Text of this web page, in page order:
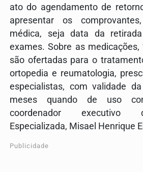
ato do agendamento de
apresentar os
médica, seja data da
exames. Sobre as medicações,
são ofertadas para o
ortopedia e reumatologia,
especialistas, com validade
meses quando de uso
coordenador executivo
Especializada, Misael Henrique
Publicidade